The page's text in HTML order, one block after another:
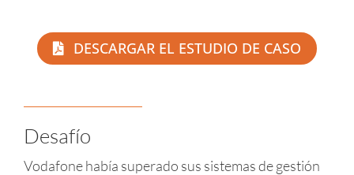
DESCARGAR EL ESTUDIO DE CASO
Desafío
Vodafone había superado sus sistemas de gestión